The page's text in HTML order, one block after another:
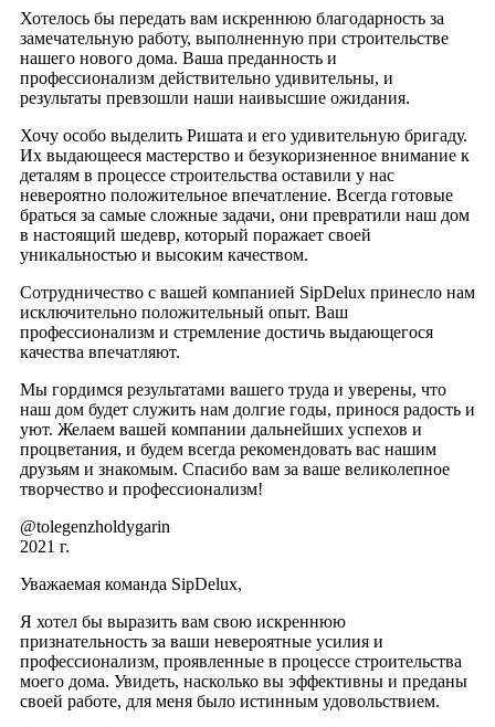
Хотелось бы передать вам искреннюю благодарность за
замечательную работу, выполненную при строительстве
нашего нового дома. Ваша преданность и
профессионализм действительно удивительны, и
результаты превзошли наши наивысшие ожидания.
Хочу особо выделить Ришата и его удивительную бригаду.
Их выдающееся мастерство и безукоризненное внимание к
деталям в процессе строительства оставили у нас
невероятно положительное впечатление. Всегда готовые
браться за самые сложные задачи, они превратили наш дом
в настоящий шедевр, который поражает своей
уникальностью и высоким качеством.
Сотрудничество с вашей компанией SipDelux принесло нам
исключительно положительный опыт. Ваш
профессионализм и стремление достичь выдающегося
качества впечатляют.
Мы гордимся результатами вашего труда и уверены, что
наш дом будет служить нам долгие годы, принося радость и
уют. Желаем вашей компании дальнейших успехов и
процветания, и будем всегда рекомендовать вас нашим
друзьям и знакомым. Спасибо вам за ваше великолепное
творчество и профессионализм!
@tolegenzholdygarin
2021 г.
Уважаемая команда SipDelux,
Я хотел бы выразить вам свою искреннюю
признательность за ваши невероятные усилия и
профессионализм, проявленные в процессе строительства
моего дома. Увидеть, насколько вы эффективны и преданы
своей работе, для меня было истинным удовольствием.